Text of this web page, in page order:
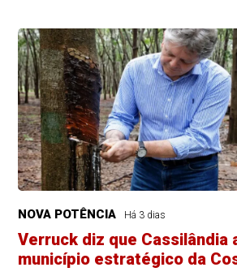
NOVA POTÊNCIA Há 3 dias
Verruck diz que Cassilândia
município estratégico da